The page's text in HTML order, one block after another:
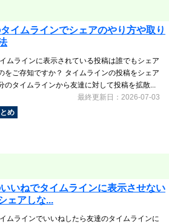
イムラインでシェアのやり方や取り
ムラインに表示されている投稿は誰でもシェア
をご存知ですか？ タイムラインの投稿をシェア
のタイムラインから友達に対して投稿を拡散...
最終更新日：2026-07-03
め
いねでタイムラインに表示させない
ェアしな...
ムラインでいいねしたら友達のタイムラインに